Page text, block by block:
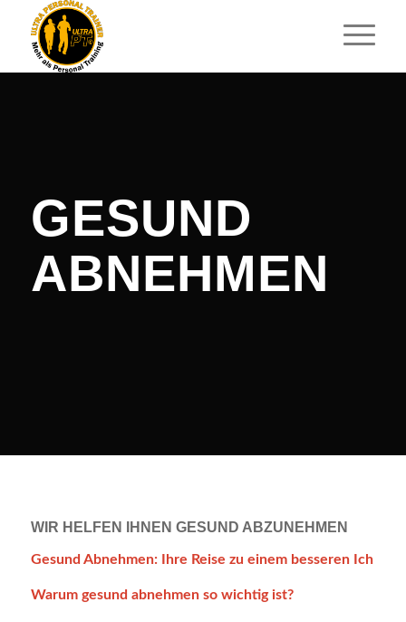
GESUND
ABNEHMEN
WIR HELFEN IHNEN GESUND ABZUNEHMEN
Gesund Abnehmen: Ihre Reise zu einem besseren Ich
Warum gesund abnehmen so wichtig ist?